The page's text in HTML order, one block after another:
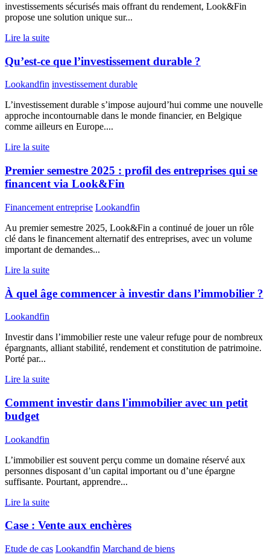
investissements sécurisés mais offrant du rendement, Look&Fin
propose une solution unique sur...
Lire la suite
Qu’est-ce que l’investissement durable ?
Lookandfin investissement durable
L’investissement durable s’impose aujourd’hui comme une nouvelle
approche incontournable dans le monde financier, en Belgique
comme ailleurs en Europe....
Lire la suite
Premier semestre 2025 : profil des entreprises qui se
financent via Look&Fin
Financement entreprise Lookandfin
Au premier semestre 2025, Look&Fin a continué de jouer un rôle
clé dans le financement alternatif des entreprises, avec un volume
important de demandes...
Lire la suite
À quel âge commencer à investir dans l’immobilier ?
Lookandfin
Investir dans l’immobilier reste une valeur refuge pour de nombreux
épargnants, alliant stabilité, rendement et constitution de patrimoine.
Porté par...
Lire la suite
Comment investir dans l'immobilier avec un petit
budget
Lookandfin
L’immobilier est souvent perçu comme un domaine réservé aux
personnes disposant d’un capital important ou d’une épargne
suffisante. Pourtant, apprendre...
Lire la suite
Case : Vente aux enchères
Etude de cas Lookandfin Marchand de biens